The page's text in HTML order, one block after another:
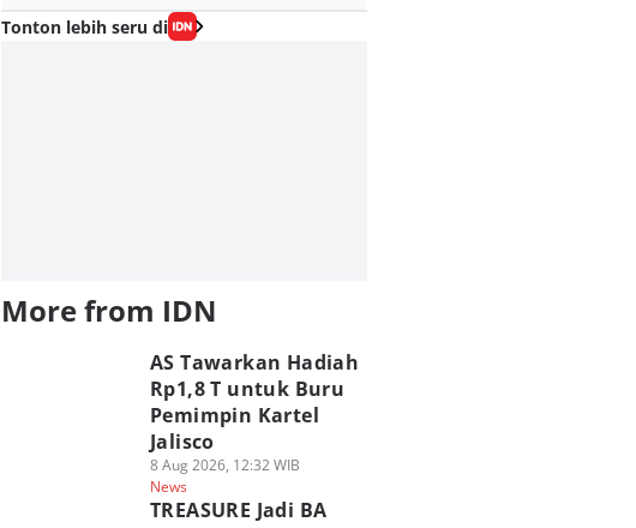
Tonton lebih seru di
More from IDN
AS Tawarkan Hadiah
Rp1,8 T untuk Buru
Pemimpin Kartel
Jalisco
8 Aug 2026, 12:32 WIB
News
TREASURE Jadi BA